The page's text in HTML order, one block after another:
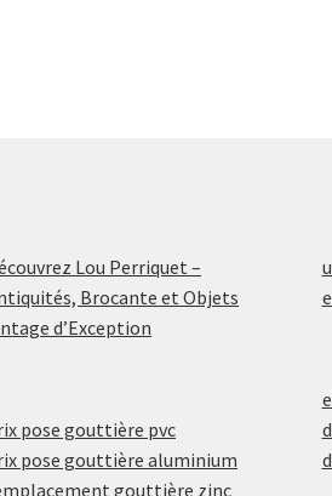
Lou Perriquet –
Brocante et Objets
d’Exception
pose gouttière pvc
pose gouttière aluminium
gouttière zinc